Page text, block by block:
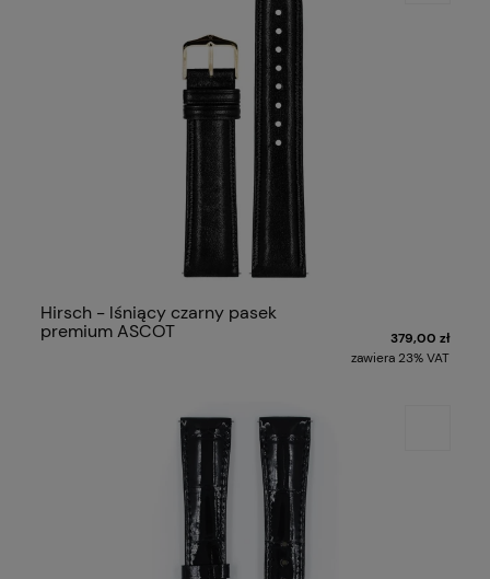
Hirsch - lśniący czarny pasek
premium ASCOT
379,00 zł
zawiera 23% VAT